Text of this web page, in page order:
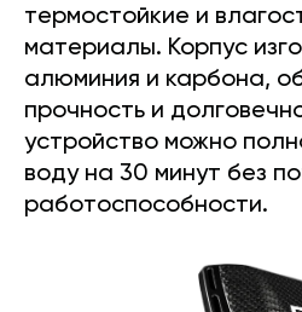
термостойкие и
материалы. Корпус
алюминия и карбона,
прочность и
устройство можно
воду на 30 минут без
работоспособности.